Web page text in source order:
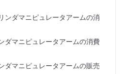
ンダマニピュレータアームの消
ダマニピュレータアームの消費
ダマニピュレータアームの販売